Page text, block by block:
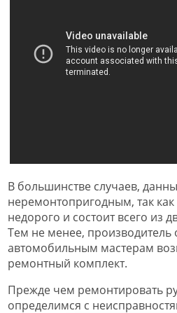
В большинстве случаев,
неремонтопригодным, так как
недорого и состоит всего из
Тем не менее, производитель
автомобильным мастерам
ремонтный комплект.
Прежде чем ремонтировать
определимся с